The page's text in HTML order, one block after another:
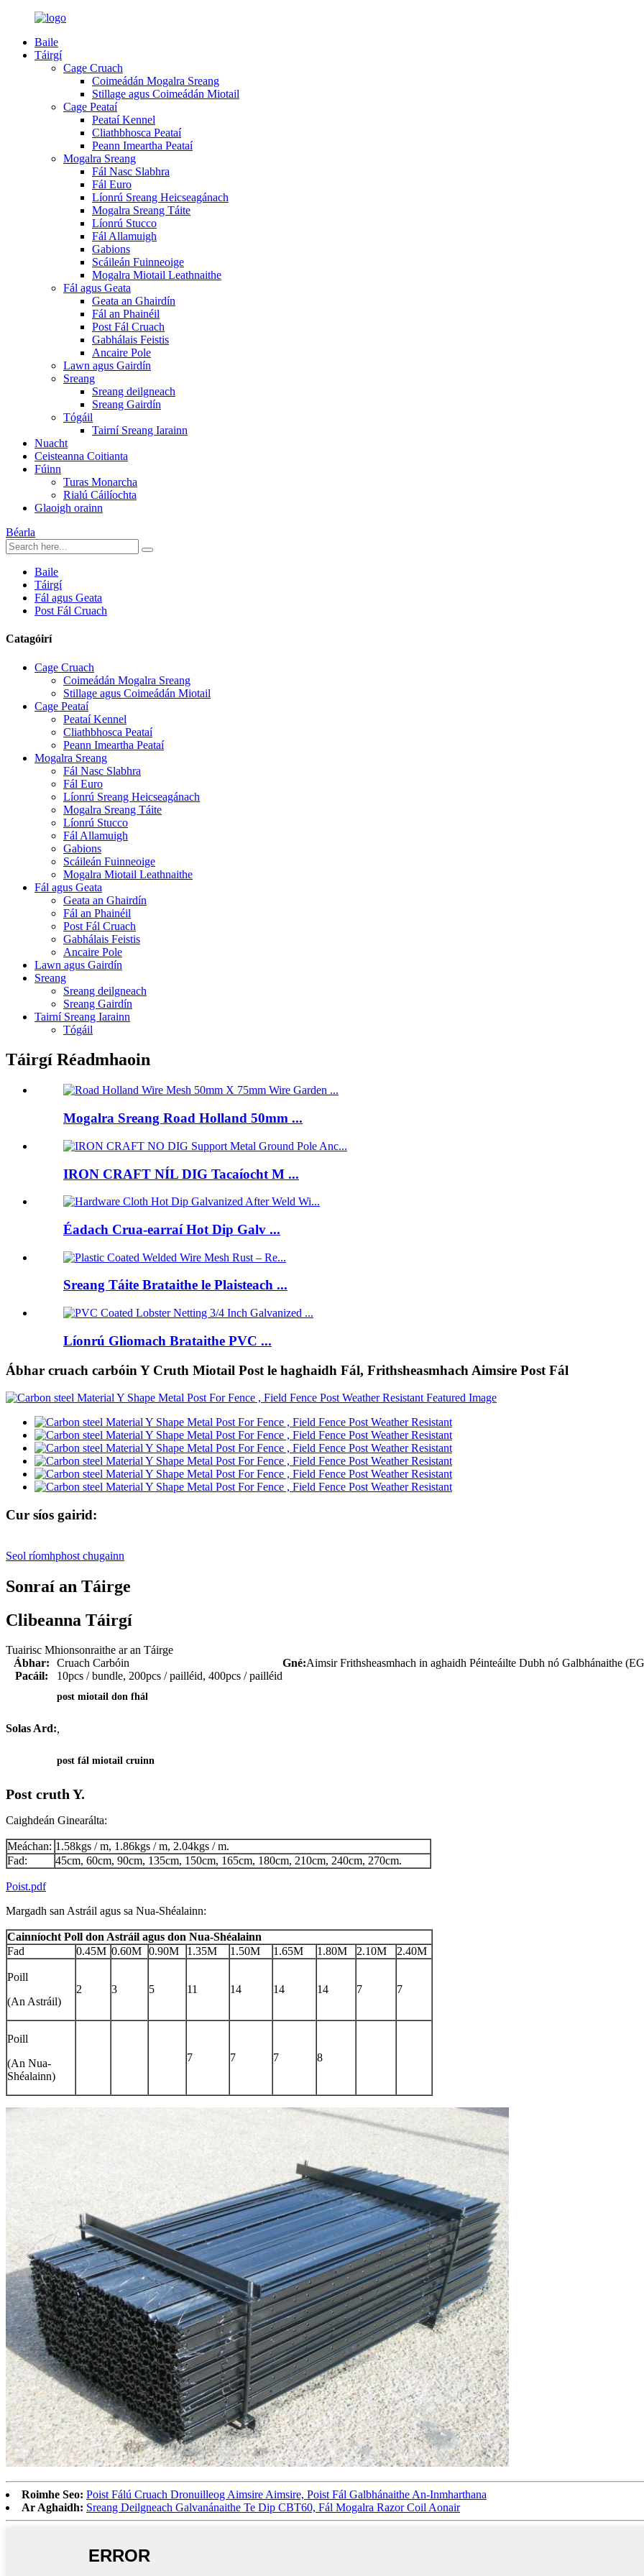
Baile
Táirgí
Cage Cruach
Coimeádán Mogalra Sreang
Stillage agus Coimeádán Miotail
Cage Peataí
Peataí Kennel
Cliathbhosca Peataí
Peann Imeartha Peataí
Mogalra Sreang
Fál Nasc Slabhra
Fál Euro
Líonrú Sreang Heicseagánach
Mogalra Sreang Táite
Líonrú Stucco
Fál Allamuigh
Gabions
Scáileán Fuinneoige
Mogalra Miotail Leathnaithe
Fál agus Geata
Geata an Ghairdín
Fál an Phainéil
Post Fál Cruach
Gabhálais Feistis
Ancaire Pole
Lawn agus Gairdín
Sreang
Sreang deilgneach
Sreang Gairdín
Tógáil
Tairní Sreang Iarainn
Nuacht
Ceisteanna Coitianta
Fúinn
Turas Monarcha
Rialú Cáilíochta
Glaoigh orainn
Béarla
Baile
Táirgí
Fál agus Geata
Post Fál Cruach
Catagóirí
Cage Cruach
Coimeádán Mogalra Sreang
Stillage agus Coimeádán Miotail
Cage Peataí
Peataí Kennel
Cliathbhosca Peataí
Peann Imeartha Peataí
Mogalra Sreang
Fál Nasc Slabhra
Fál Euro
Líonrú Sreang Heicseagánach
Mogalra Sreang Táite
Líonrú Stucco
Fál Allamuigh
Gabions
Scáileán Fuinneoige
Mogalra Miotail Leathnaithe
Fál agus Geata
Geata an Ghairdín
Fál an Phainéil
Post Fál Cruach
Gabhálais Feistis
Ancaire Pole
Lawn agus Gairdín
Sreang
Sreang deilgneach
Sreang Gairdín
Tairní Sreang Iarainn
Tógáil
Táirgí Réadmhaoin
Mogalra Sreang Road Holland 50mm ...
IRON CRAFT NÍL DIG Tacaíocht M ...
Éadach Crua-earraí Hot Dip Galv ...
Sreang Táite Brataithe le Plaisteach ...
Líonrú Gliomach Brataithe PVC ...
Ábhar cruach carbóin Y Cruth Miotail Post le haghaidh Fál, Frithsheasmhach Aimsire Post Fál
Cur síos gairid:
Seol ríomhphost chugainn
Sonraí an Táirge
Clibeanna Táirgí
Tuairisc Mhionsonraithe ar an Táirge
Ábhar:
Cruach Carbóin Gné:Aimsir Frithsheasmhach in aghaidh Péinteáilte Dubh nó Galbhánaithe
Pacáil:
10pcs / bundle, 200pcs / pailléid, 400pcs / pailléid
Solas Ard:
post miotail don fhál
,
post fál miotail cruinn
Post cruth Y.
Caighdeán Ginearálta:
Meáchan: 1.58kgs / m, 1.86kgs / m, 2.04kgs / m.
Fad:
45cm, 60cm, 90cm, 135cm, 150cm, 165cm, 180cm, 210cm, 240cm, 270cm.
Poist.pdf
Margadh san Astráil agus sa Nua-Shéalainn:
Cainníocht Poll don Astráil agus don Nua-Shéalainn
Fad
0.45M 0.60M 0.90M 1.35M 1.50M 1.65M 1.80M 2.10M 2.40M
Poill
(An Astráil)
2 3 5 11 14 14 14 7 7
Poill
(An Nua-
Shéalainn)
7 7 7 8
Roimhe Seo: Poist Fálú Cruach Dronuilleog Aimsire Aimsire, Poist Fál Galbhánaithe An-Inmharthana
Ar Aghaidh: Sreang Deilgneach Galvanánaithe Te Dip CBT60, Fál Mogalra Razor Coil Aonair